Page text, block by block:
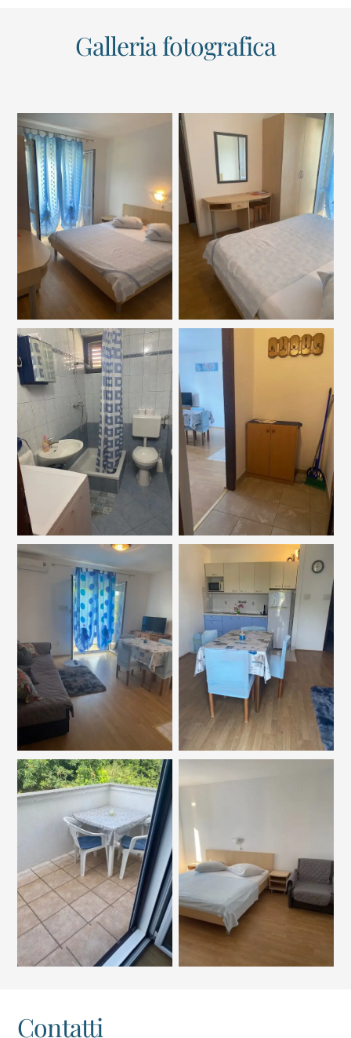
Galleria fotografica
Contatti